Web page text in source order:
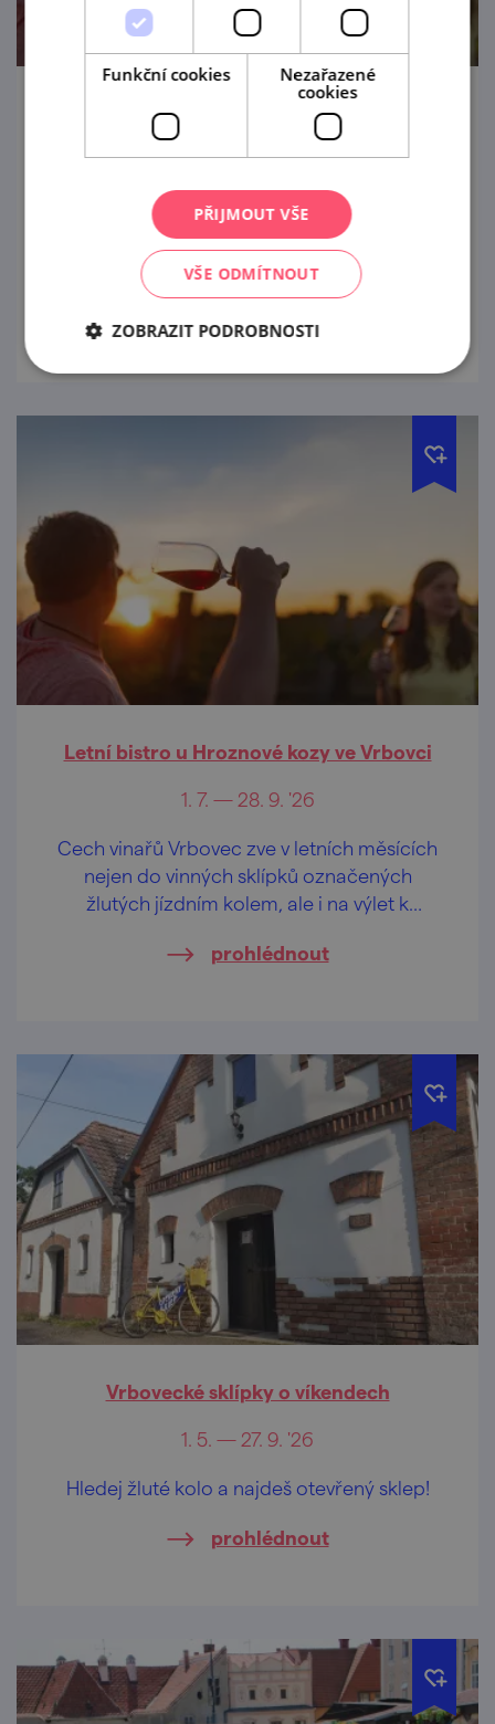
Posvícenské koštování ve Vrbovci
29. 8. '26
Poslední srpnovou sobotu se ve Vrbovci
každoročně slaví posvícení s krojovanou
chasou, ochutnávkou vín místních vinařů,
tancem, hudbou a zpěvem i večerní
zábavou, co končívá až nad ránem…
Letní bistro u Hroznové kozy ve Vrbovci
1. 7. — 28. 9. '26
Cech vinařů Vrbovec zve v letních měsících
nejen do vinných sklípků označených
žlutých jízdním kolem, ale i na výlet k
o příjemné občerstvení postará speciální
prohlédnout
Vrbovecké sklípky o víkendech
1. 5. — 27. 9. '26
Hledej žluté kolo a najdeš otevřený sklep!
prohlédnout
Funkční cookies
Nezařazené
cookies
PŘIJMOUT VŠE
VŠE ODMÍTNOUT
ZOBRAZIT PODROBNOSTI